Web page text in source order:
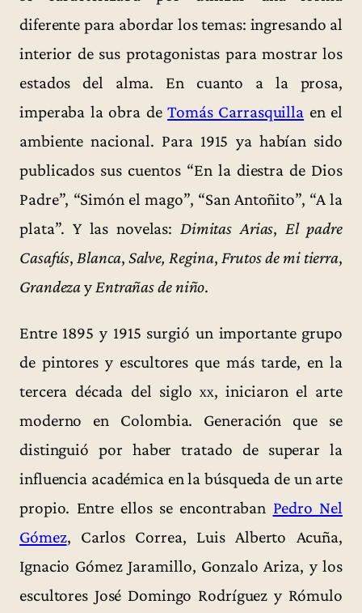
diferente para abordar los temas: ingresando al
interior de sus protagonistas para mostrar los
estados del alma. En cuanto a la prosa,
imperaba la obra deTomás Carrasquilla en el
ambiente nacional. Para 1915 ya habían sido
publicados sus cuentos “En la diestra de Dios
Padre”, “Simón el mago”, “San Antoñito”, “A la
plata”. Y las novelas: Dimitas Arias, El padre
Casafús, Blanca, Salve, Regina, Frutos de mi tierra,
Grandezay Entrañas de niño.
Entre 1895 y 1915 surgió un importante grupo
de pintores y escultores que más tarde, en la
tercera década del sigloxx, iniciaron el arte
moderno en Colombia. Generación que se
distinguió por haber tratado de superar la
influencia académica en la búsqueda de un arte
propio. Entre ellos se encontraban Pedro Nel
Gómez, Carlos Correa, Luis Alberto Acuña,
Ignacio Gómez Jaramillo, Gonzalo Ariza, y los
escultores José Domingo Rodríguez y Rómulo